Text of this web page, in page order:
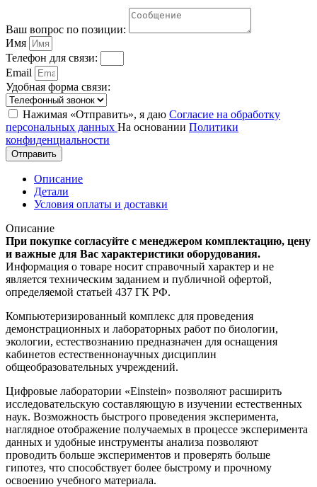
Ваш вопрос по позиции:
Имя
Телефон для связи:
Email
Удобная форма связи:
Нажимая «Отправить», я даю Согласие на обработку
персональных данных На основании Политики
конфиденциальности
Отправить
Описание
Детали
Условия оплаты и доставки
Описание
При покупке согласуйте с менеджером комплектацию, цену
и важные для Вас характеристики оборудования.
Информация о товаре носит справочный характер и не
является техническим заданием и публичной офертой,
определяемой статьей 437 ГК РФ.
Компьютеризированный комплекс для проведения
демонстрационных и лабораторных работ по биологии,
экологии, естествознанию предназначен для оснащения
кабинетов естественнонаучных дисциплин
общеобразовательных учреждений.
Цифровые лаборатории «Einstein» позволяют расширить
исследовательскую составляющую в изучении естественных
наук. Возможность быстрого проведения эксперимента,
наглядное отображение получаемых в процессе эксперимента
данных и удобные инструменты анализа позволяют
проводить больше экспериментов и проверять больше
гипотез, что способствует более быстрому и прочному
освоению учебного материала.